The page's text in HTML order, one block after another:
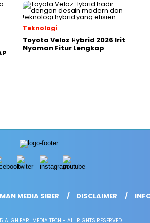
Teknologi
Toyota Veloz Hybrid 2026 Irit
Nyaman Fitur Lengkap
MEDIA SIBER DISCLAIMER
ALGHIFARI MEDIA TECH - ALL RIGHTS RESERVED